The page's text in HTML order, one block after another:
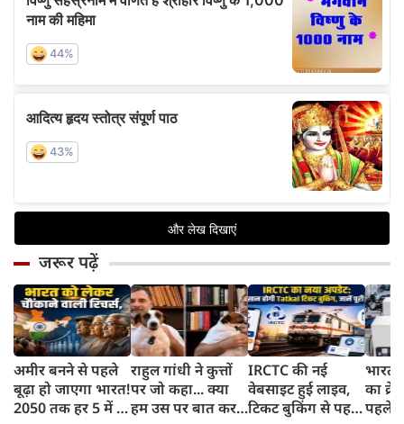
जरूर पढ़ें
अमीर बनने से पहले
बूढ़ा हो जाएगा भारत!
2050 तक हर 5 में 1
राहुल गांधी ने कुत्तों
पर जो कहा... क्या
हम उस पर बात कर
IRCTC की नई
वेबसाइट हुई लाइव,
टिकट बुकिंग से पहले
भारत
का
पहले